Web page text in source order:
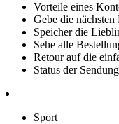
Vorteile eines
Gebe die
Speicher die
Sehe alle
Retour auf die
Status der Sendung
Sport